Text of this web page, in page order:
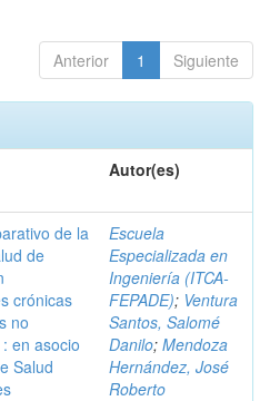
Anterior 1 Siguiente
Autor(es)
de la
de
crónicas
no
en asocio
Salud
Escuela
Especializada en
Ingeniería (ITCA-
FEPADE); Ventura
Santos, Salomé
Danilo; Mendoza
Hernández, José
Roberto